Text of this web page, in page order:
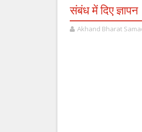
संबंध में दिए ज्ञापन
Akhand Bharat